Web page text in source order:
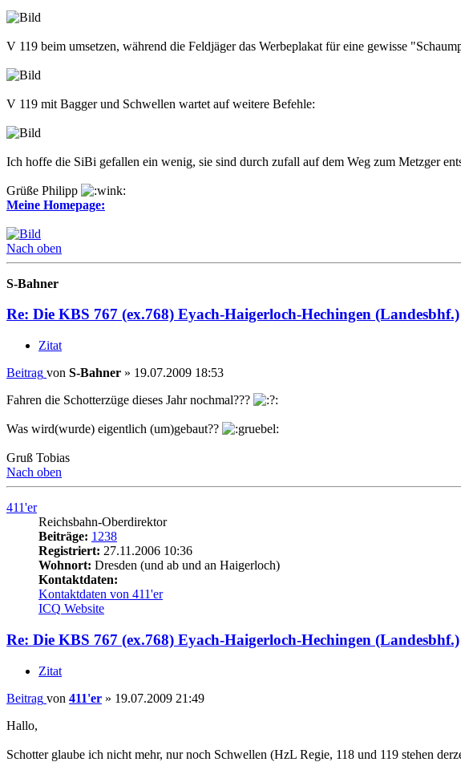
V 119 beim umsetzen, während die Feldjäger das Werbeplakat für eine gewisse
V 119 mit Bagger und Schwellen wartet auf weitere Befehle:
Ich hoffe die SiBi gefallen ein wenig, sie sind durch zufall auf dem Weg zum Metzger
Grüße Philipp
Meine Homepage:
Nach oben
S-Bahner
Re: Die KBS 767 (ex.768) Eyach-Haigerloch-Hechingen (Landesbhf.)
Zitat
Beitrag von S-Bahner » 19.07.2009 18:53
Fahren die Schotterzüge dieses Jahr nochmal???
Was wird(wurde) eigentlich (um)gebaut??
Gruß Tobias
Nach oben
411'er
Reichsbahn-Oberdirektor
Beiträge: 1238
Registriert: 27.11.2006 10:36
Wohnort: Dresden (und ab und an Haigerloch)
Kontaktdaten:
Kontaktdaten von 411'er
ICQ Website
Re: Die KBS 767 (ex.768) Eyach-Haigerloch-Hechingen (Landesbhf.)
Zitat
Beitrag von 411'er » 19.07.2009 21:49
Hallo,
Schotter glaube ich nicht mehr, nur noch Schwellen (HzL Regie, 118 und 119 stehen